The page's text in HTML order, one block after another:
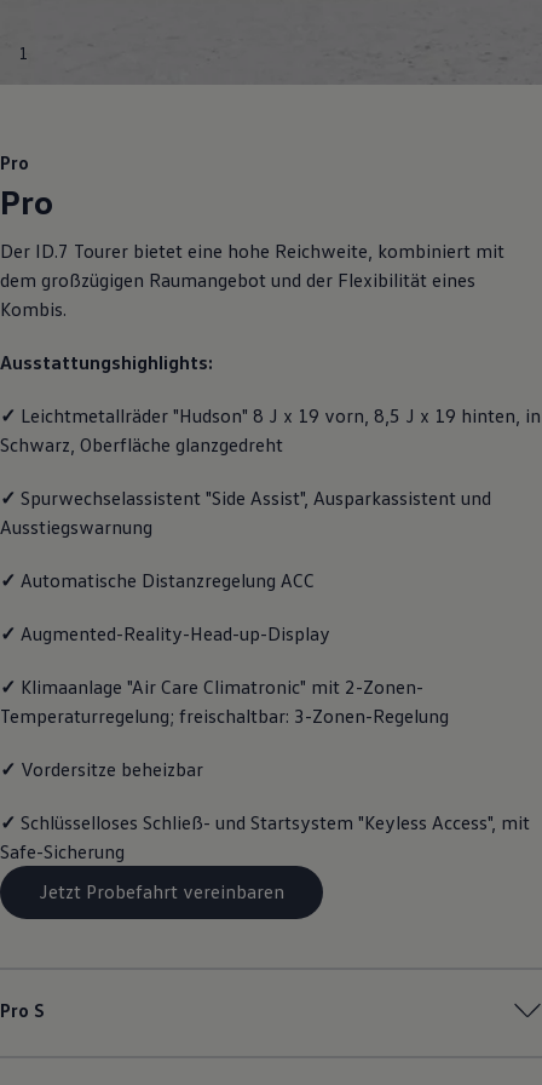
Economy Service
Wallbox und Ladekabel
Digitale Extras
Updates für Software, Karten und Radio
Vorgängermodelle
Kundeninformationen
Volkswagen Kundenbetreuung
Assistenzsysteme
Digitale Betriebsanleitung
Live Beratung
Lifestyle
Familie
Elektromobilität
Pannen- und Unfallhilfe
Volkswagen Kundenbetreuung
1
Pro
Pro
Der ID.7 Tourer bietet eine hohe Reichweite, kombiniert mit
dem großzügigen Raumangebot und der Flexibilität eines
Kombis.
Ausstattungshighlights:
✓ Leichtmetallräder "Hudson" 8 J x 19 vorn, 8,5 J x 19 hinten, in
Schwarz, Oberfläche glanzgedreht
✓ Spurwechselassistent "Side Assist", Ausparkassistent und
Ausstiegswarnung
✓ Automatische Distanzregelung ACC
✓ Augmented-Reality-Head-up-Display
✓ Klimaanlage "Air Care Climatronic" mit 2-Zonen-
Temperaturregelung; freischaltbar: 3-Zonen-Regelung
✓ Vordersitze beheizbar
✓ Schlüsselloses Schließ- und Startsystem "Keyless Access", mit
Safe-Sicherung
Jetzt Probefahrt vereinbaren
Pro S